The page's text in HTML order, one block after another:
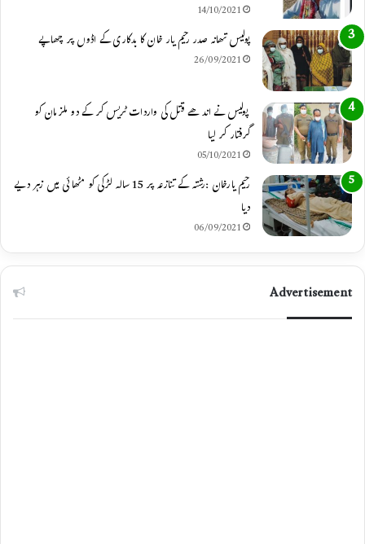
m
14/10/2021
پولیس تھانہ صدر رحیم یار خان کا بدکاری کے اڈوں پر چھاپے
26/09/2021
پولیس نے اندھے قتل کی واردات ٹریس کر کے دو ملزمان کو
گرفتار کر لیا
05/10/2021
رحیم یارخان :رشتہ کے تنازعہ پر 15 سالہ لڑکی کو مٹھائی میں زہر دیے
دیا
06/09/2021
Advertisement